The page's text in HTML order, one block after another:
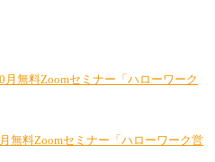
月無料Zoomセミナー「ハローワーク
無料Zoomセミナー「ハローワーク営